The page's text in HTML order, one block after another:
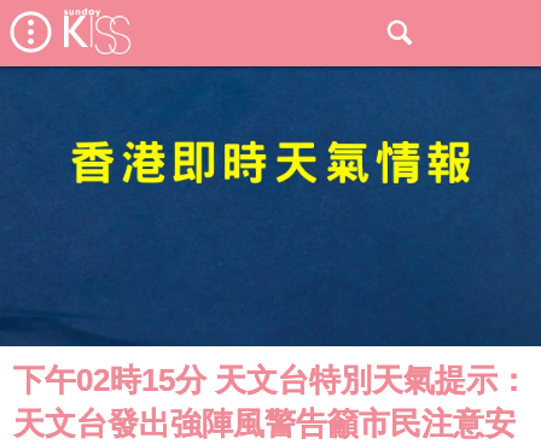
下午02時15分 天文台特別天氣提示：
天文台發出強陣風警告籲市民注意安